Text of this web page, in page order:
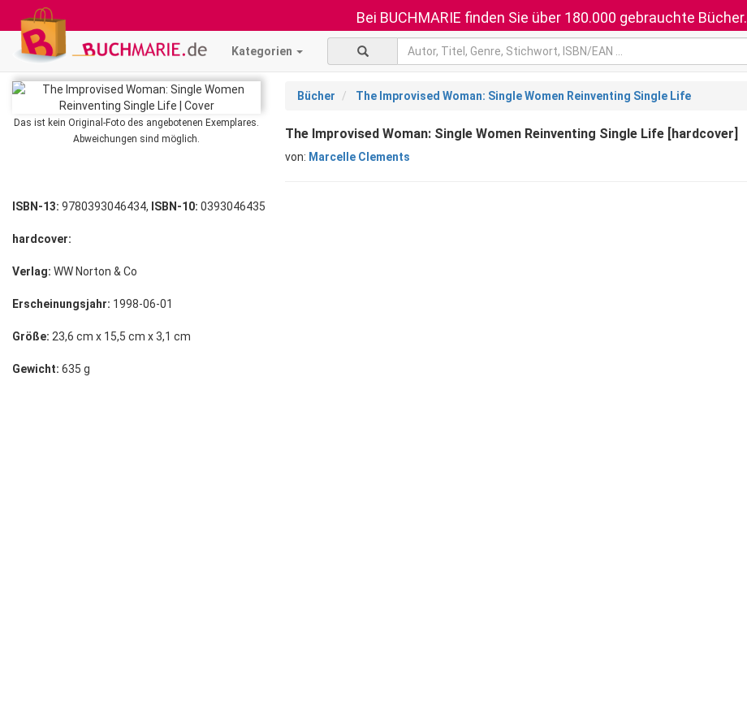
Bei BUCHMARIE finden Sie über 180.000 gebrauchte Bücher.
Kategorien
Das ist kein Original-Foto des angebotenen Exemplares.
Abweichungen sind möglich.
Bücher The Improvised Woman: Single Women Reinventing Single Life
The Improvised Woman: Single Women Reinventing Single Life [hardcover]
von: Marcelle Clements
ISBN-13: 9780393046434, ISBN-10: 0393046435
hardcover:
Verlag: WW Norton & Co
Erscheinungsjahr: 1998-06-01
Größe: 23,6 cm x 15,5 cm x 3,1 cm
Gewicht: 635 g